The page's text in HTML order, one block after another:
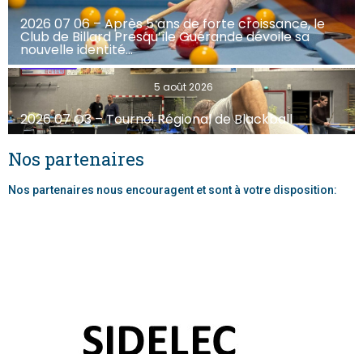
2026 07 06 – Après 5 ans de forte croissance, le
Club de Billard Presqu’île Guérande dévoile sa
nouvelle identité…
Blackball
5 août 2026
2026 07 O3 – Tournoi Régional de Blackball
Nos partenaires
Nos partenaires nous encouragent et sont à votre disposition: